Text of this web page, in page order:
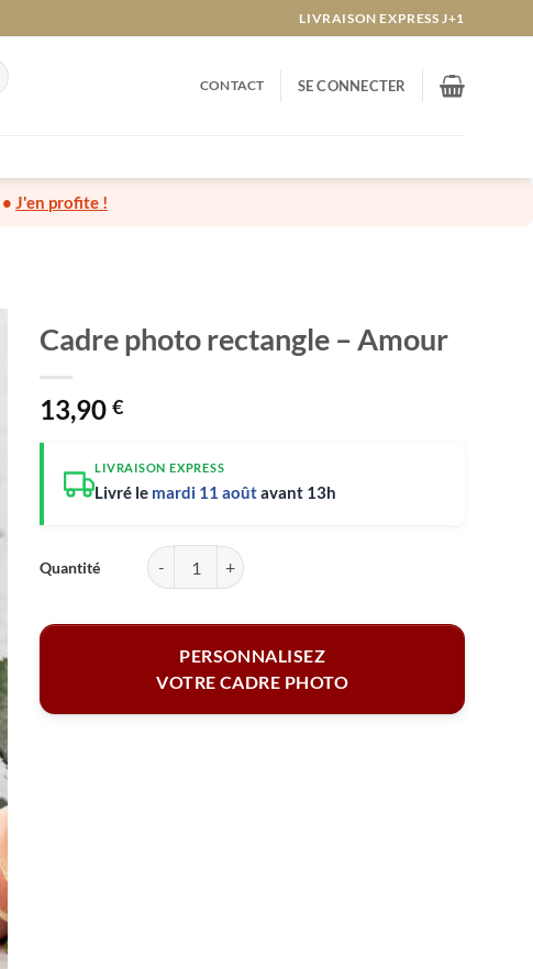
LIVRAISON EXPRESS J+1
CONTACT SE CONNECTER
•J'en profite !
Cadre photo rectangle – Amour
13,90€
LIVRAISON EXPRESS
Livré le mardi 11 aoûtavant 13h
quantité de Cadre photo rectangle - Amour
PERSONNALISEZ
VOTRE CADRE PHOTO